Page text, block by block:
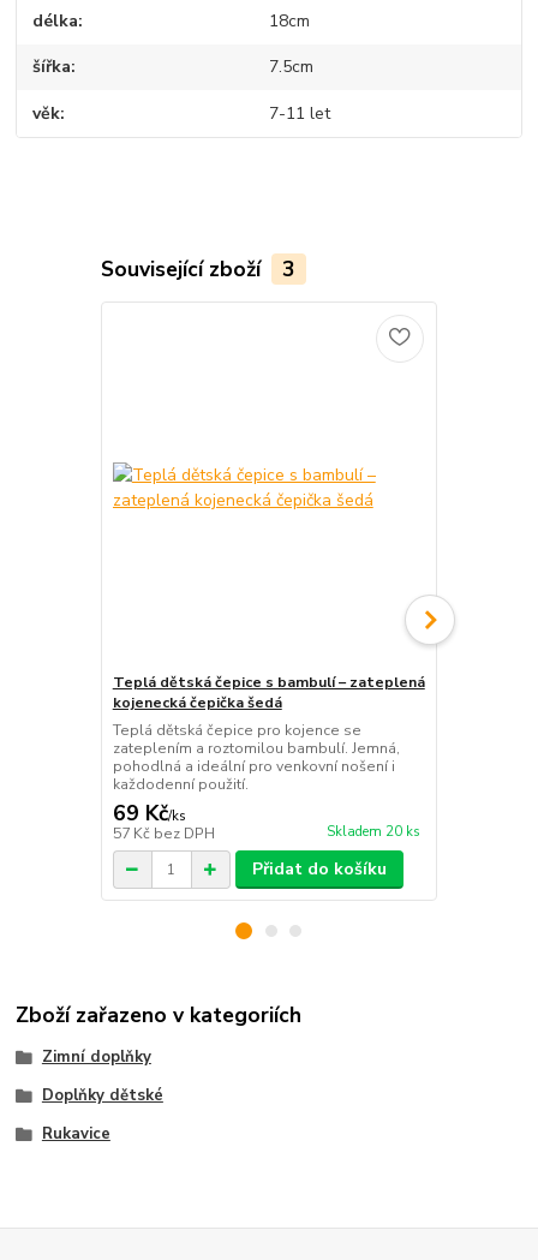
délka 18cm
šířka 7.5cm
věk 7-11 let
Související zboží 3
Teplá dětská čepice s bambulí – zateplená
kojenecká čepička šedá
Teplá dětská čepice pro kojence se
zateplením a roztomilou bambulí. Jemná,
pohodlná a ideální pro venkovní nošení i
každodenní použití.
69 Kč/ks
57 Kč bez DPH Skladem 20 ks
Přidat do košíku
Zboží zařazeno v kategoriích
Zimní doplňky
Doplňky dětské
Rukavice